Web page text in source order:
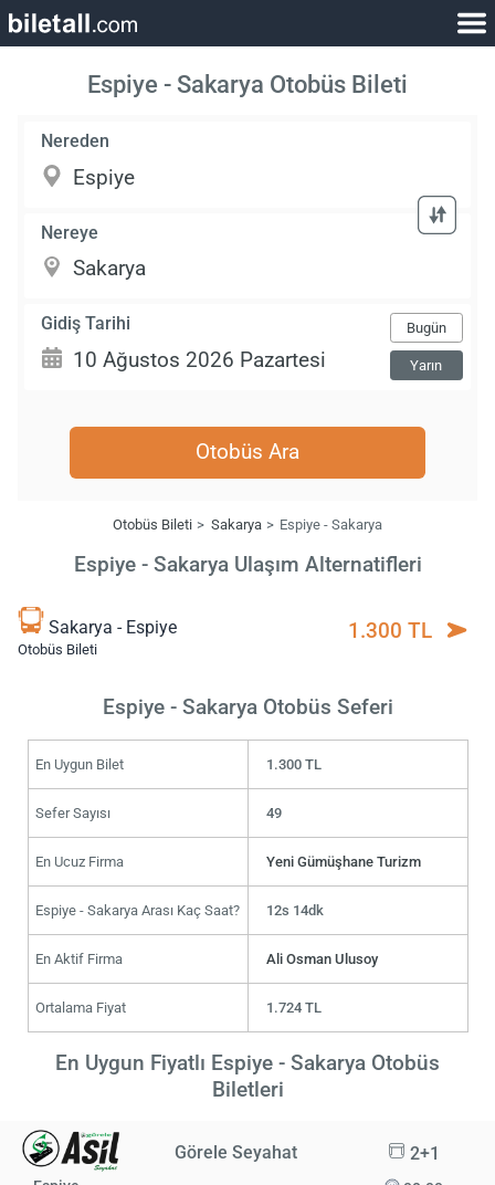
Espiye - Sakarya Otobüs Bileti
Nereden
Nereye
Gidiş Tarihi Bugün
Yarın
Otobüs Ara
Otobüs Bileti Sakarya Espiye - Sakarya
Espiye - Sakarya Ulaşım Alternatifleri
Sakarya - Espiye
Otobüs Bileti
1.300 TL
Espiye - Sakarya Otobüs Seferi
En Uygun Bilet 1.300 TL
Sefer Sayısı 49
En Ucuz Firma Yeni Gümüşhane Turizm
Espiye - Sakarya Arası Kaç Saat? 12s 14dk
En Aktif Firma Ali Osman Ulusoy
Ortalama Fiyat 1.724 TL
En Uygun Fiyatlı Espiye - Sakarya Otobüs
Biletleri
Görele Seyahat 2+1